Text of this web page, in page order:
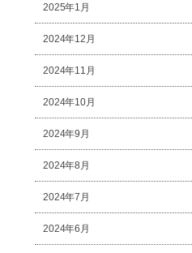
2025年1月
2024年12月
2024年11月
2024年10月
2024年9月
2024年8月
2024年7月
2024年6月